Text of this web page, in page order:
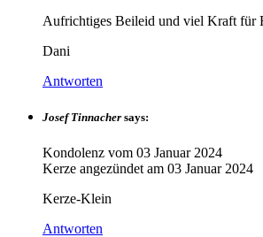
Aufrichtiges Beileid und viel Kraft für
Dani
Antworten
Josef Tinnacher says:
Kondolenz vom 03 Januar 2024
Kerze angezündet am 03 Januar 2024
Kerze-Klein
Antworten